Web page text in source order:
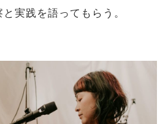
実践を語ってもらう。